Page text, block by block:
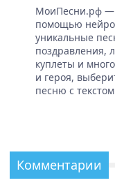
МоиПесни.рф —
помощью
уникальные
поздравления,
куплеты и
и героя,
песню с
Комментарии